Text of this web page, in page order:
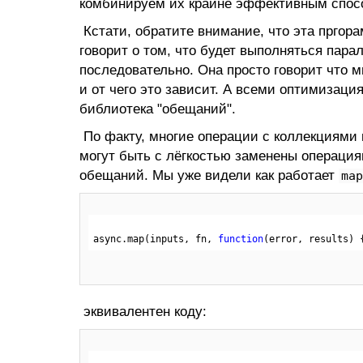
комбинируем их крайне эффективным
Кстати, обратите внимание, что эта
говорит о том, что будет выполняться
последовательно. Она просто говорит что
и от чего это зависит. А всеми
библиотека "обещаний".
По факту, многие операции с
могут быть с лёгкостью заменены
обещаний. Мы уже видели как работает map
async.map(inputs, fn, function(error, results)
эквивалентен коду: